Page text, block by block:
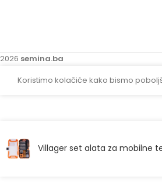
2026 semina.ba
Koristimo kolačiće kako bismo
Villager set alata za mobilne